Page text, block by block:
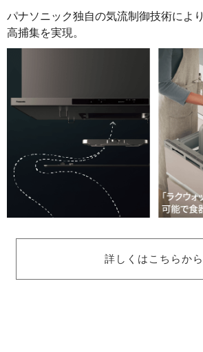
パナソニック独自の気流制御技術により
高捕集を実現。
詳しくはこちらから